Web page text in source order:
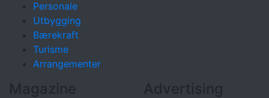
Personale
Utbygging
Bærekraft
Turisme
Arrangementer
Magazine Advertising